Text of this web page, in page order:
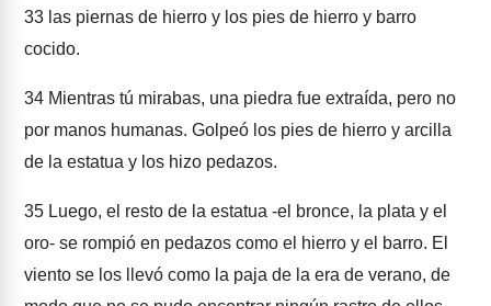
33 las piernas de hierro y los pies de hierro y barro
cocido.
34 Mientras tú mirabas, una piedra fue extraída, pero no
por manos humanas. Golpeó los pies de hierro y arcilla
de la estatua y los hizo pedazos.
35 Luego, el resto de la estatua -el bronce, la plata y el
oro- se rompió en pedazos como el hierro y el barro. El
viento se los llevó como la paja de la era de verano, de